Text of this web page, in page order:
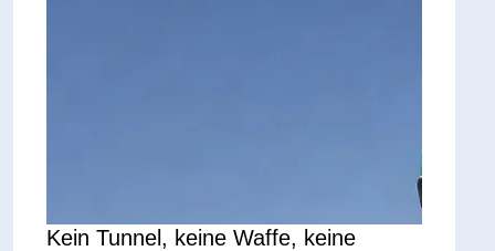
Kein Tunnel, keine Waffe, keine